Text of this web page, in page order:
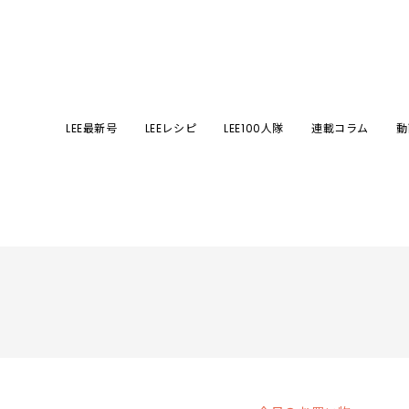
LEE最新号 LEEレシピ LEE100人隊 連載コラム